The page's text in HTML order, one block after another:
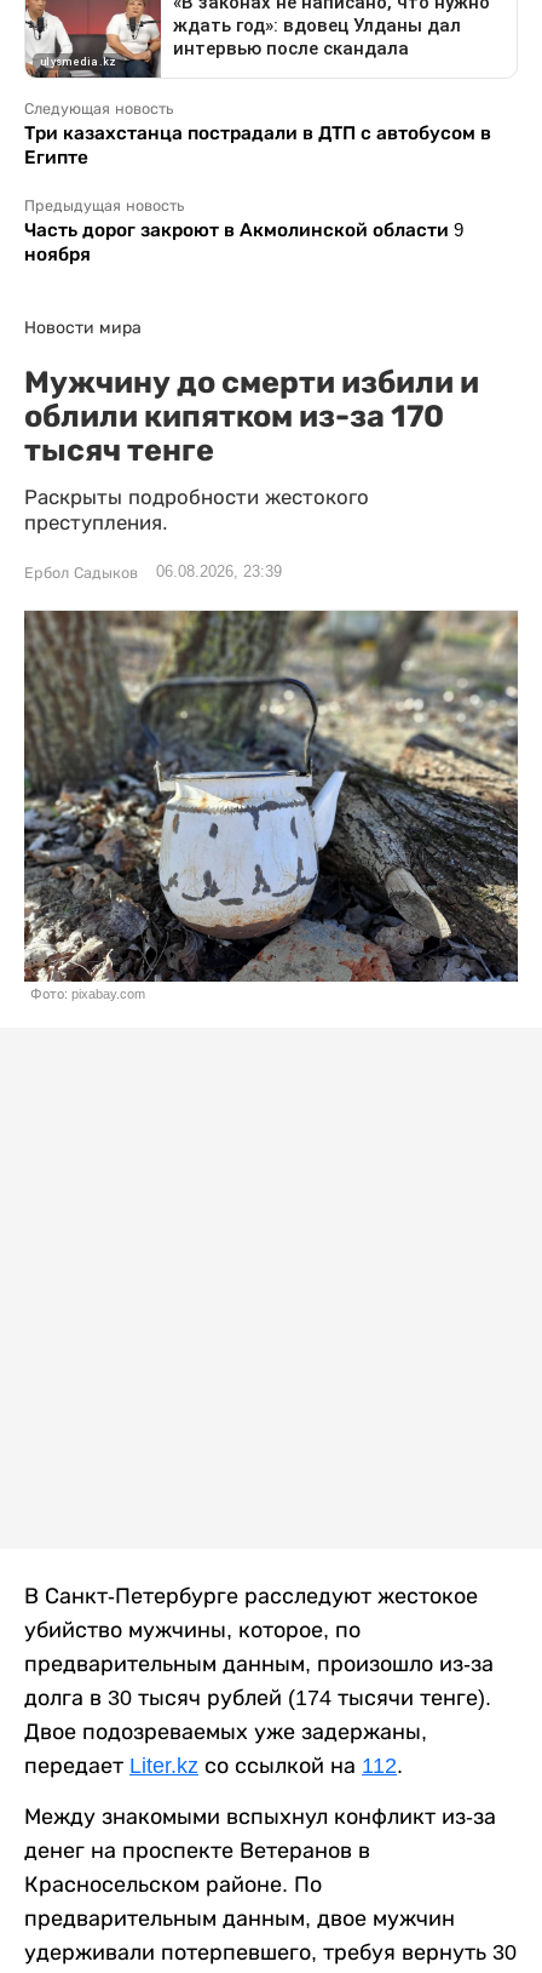
Следующая новость
Три казахстанца пострадали в ДТП с автобусом в
Египте
Предыдущая новость
Часть дорог закроют в Акмолинской области 9
ноября
Новости мира
Мужчину до смерти избили и
облили кипятком из-за 170
тысяч тенге
Раскрыты подробности жестокого
преступления.
Ербол Садыков 06.08.2026, 23:39
Фото: pixabay.com
В Санкт-Петербурге расследуют жестокое
убийство мужчины, которое, по
предварительным данным, произошло из-за
долга в 30 тысяч рублей (174 тысячи тенге).
Двое подозреваемых уже задержаны,
передает Liter.kz со ссылкой на 112.
Между знакомыми вспыхнул конфликт из-за
денег на проспекте Ветеранов в
Красносельском районе. По
предварительным данным, двое мужчин
удерживали потерпевшего, требуя вернуть 30